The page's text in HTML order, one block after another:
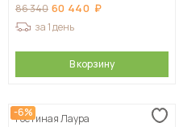
86 340 60 440
за 1 день
В корзину
-6%
Гостиная Лаура